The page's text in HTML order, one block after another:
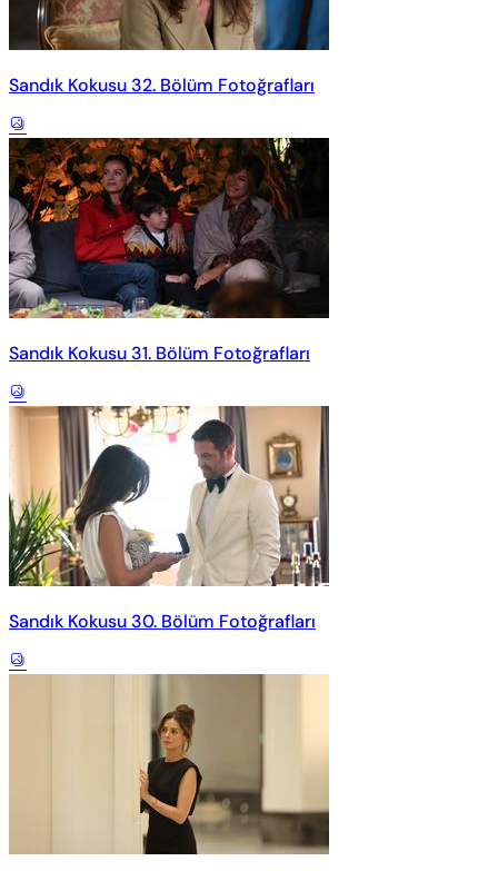
Sandık Kokusu 32. Bölüm Fotoğrafları
Sandık Kokusu 31. Bölüm Fotoğrafları
Sandık Kokusu 30. Bölüm Fotoğrafları